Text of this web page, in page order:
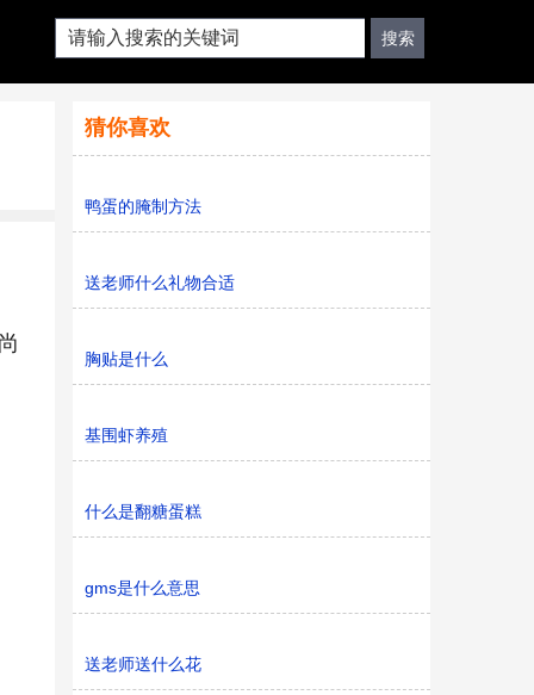
猜你喜欢
鸭蛋的腌制方法
送老师什么礼物合适
胸贴是什么
基围虾养殖
什么是翻糖蛋糕
gms是什么意思
送老师送什么花